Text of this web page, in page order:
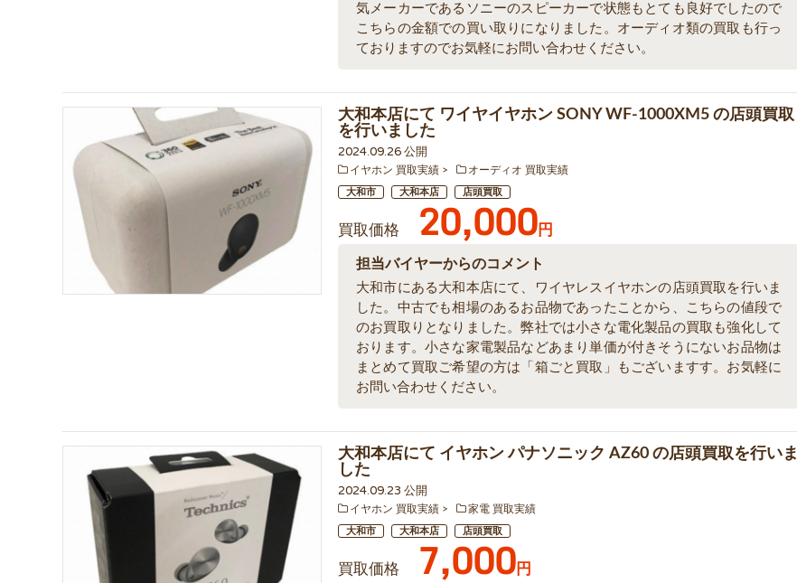
気メーカーであるソニーのスピーカーで状態もとても良好でしたので
こちらの金額での買い取りになりました。オーディオ類の買取も行っ
ておりますのでお気軽にお問い合わせください。
大和本店にて ワイヤイヤホン SONY WF-1000XM5 の店頭買取
を行いました
2024.09.26 公開
イヤホン 買取実績 オーディオ 買取実績
大和市 大和本店 店頭買取
買取価格 20,000円
担当バイヤーからのコメント
大和市にある大和本店にて、ワイヤレスイヤホンの店頭買取を行いま
した。中古でも相場のあるお品物であったことから、こちらの値段で
のお買取りとなりました。弊社では小さな電化製品の買取も強化して
おります。小さな家電製品などあまり単価が付きそうにないお品物は
まとめて買取ご希望の方は「箱ごと買取」もございますす。お気軽に
お問い合わせください。
大和本店にて イヤホン パナソニック AZ60 の店頭買取を行いま
した
2024.09.23 公開
イヤホン 買取実績 家電 買取実績
大和市 大和本店 店頭買取
買取価格 7,000円